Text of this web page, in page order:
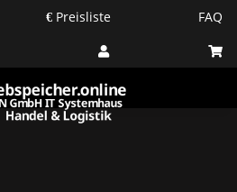
Preisliste
FAQ